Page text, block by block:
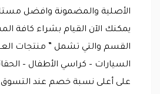
الأصلية والمضمونة وافضل
يمكنك الآن القيام بشراء كافة
القسم والتي تشمل ” منتجات
السيارات – كراسي الأطفال –
على أعلى نسبة خصم عند التسوق